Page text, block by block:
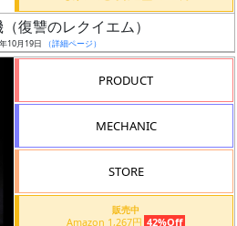
復讐のレクイエム）
10月19日 （詳細ページ）
PRODUCT
MECHANIC
STORE
販売中
Amazon 1,267円 42%Off